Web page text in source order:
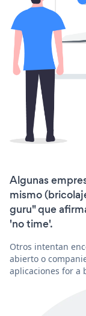
Algunas
mismo
guru" que
'no time'.
Otros intentan
abierto o
aplicaciones for a